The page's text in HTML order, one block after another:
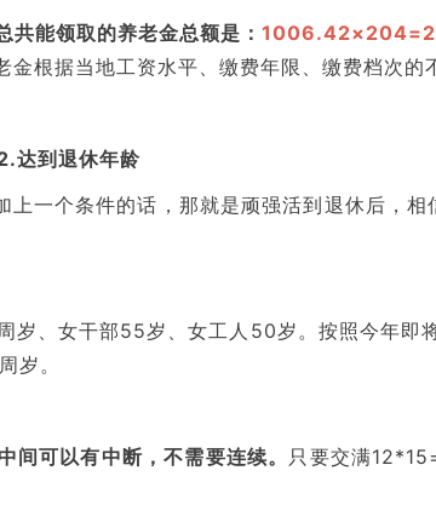
共能领取的养老金总额是：
根据当地工资水平、缴费年限、缴费档次的
达到退休年龄
上一个条件的话，那就是顽强活到退休后，
岁、女干部55岁、女工人50岁。按照今年即
岁。
间可以有中断，不需要连续。 只要交满